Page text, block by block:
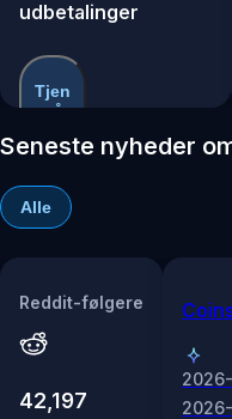
udbetalinger
Tjen
på
Seneste nyheder
Alle
Reddit-følgere
42,197